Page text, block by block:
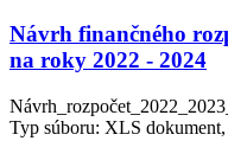
Návrh finančného
na roky 2022 - 2024
Typ súboru: XLS